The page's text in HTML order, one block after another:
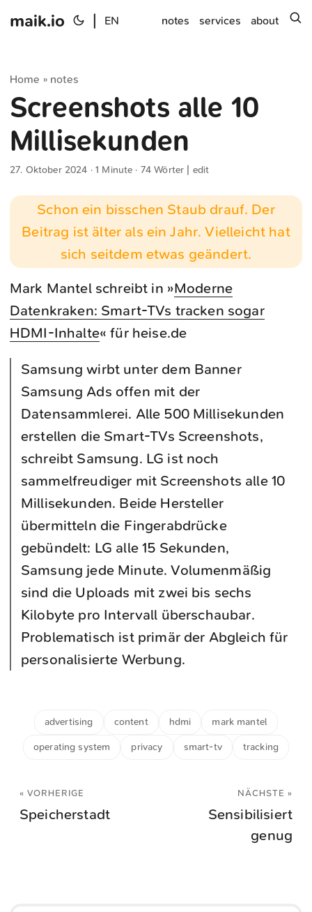
maik.io EN notes services about
Home » notes
Screenshots alle 10
Millisekunden
27. Oktober 2024 · 1 Minute · 74 Wörter | edit
Schon ein bisschen Staub drauf. Der
Beitrag ist älter als ein Jahr. Vielleicht hat
sich seitdem etwas geändert.
Mark Mantel schreibt in »Moderne
Datenkraken: Smart-TVs tracken sogar
HDMI-Inhalte« für heise.de
Samsung wirbt unter dem Banner
Samsung Ads offen mit der
Datensammlerei. Alle 500 Millisekunden
erstellen die Smart-TVs Screenshots,
schreibt Samsung. LG ist noch
sammelfreudiger mit Screenshots alle 10
Millisekunden. Beide Hersteller
übermitteln die Fingerabdrücke
gebündelt: LG alle 15 Sekunden,
Samsung jede Minute. Volumenmäßig
sind die Uploads mit zwei bis sechs
Kilobyte pro Intervall überschaubar.
Problematisch ist primär der Abgleich für
personalisierte Werbung.
advertising content hdmi mark mantel
operating system privacy smart-tv tracking
« VORHERIGE
Speicherstadt
NÄCHSTE »
Sensibilisiert
genug